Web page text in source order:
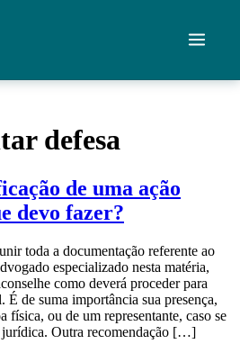
um advogado
defesa
de uma ação
devo fazer?
toda a documentação referente ao
especializado nesta matéria,
como deverá proceder para
É de suma importância sua presença,
física, ou de um representante, caso se
jurídica. Outra recomendação […]